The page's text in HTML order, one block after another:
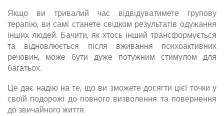
Якщо ви тривалий час відвідуватимете групову
терапію, ви самі станете свідком результатів одужання
інших людей. Бачити, як хтось інший трансформується
та відновлюється після вживання психоактивних
речовин, може бути дуже потужним стимулом для
багатьох.
Це дає надію на те, що ви зможете досягти цієї точки у
своїй подорожі до повного визволення та повернення
до звичайного життя.